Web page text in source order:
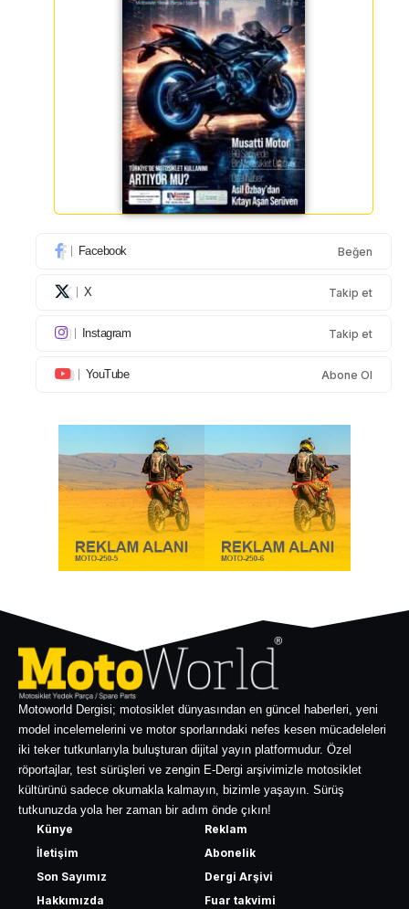
Facebook Beğen
X Takip et
Instagram Takip et
YouTube Abone Ol
Motoworld Dergisi; motosiklet dünyasından en güncel haberleri, yeni
model incelemelerini ve motor sporlarındaki nefes kesen mücadeleleri
iki teker tutkunlarıyla buluşturan dijital yayın platformudur. Özel
röportajlar, test sürüşleri ve zengin E-Dergi arşivimizle motosiklet
kültürünü sadece okumakla kalmayın, bizimle yaşayın. Sürüş
tutkunuzda yola her zaman bir adım önde çıkın!
Künye
İletişim
Son Sayımız
Hakkımızda
Reklam
Abonelik
Dergi Arşivi
Fuar takvimi